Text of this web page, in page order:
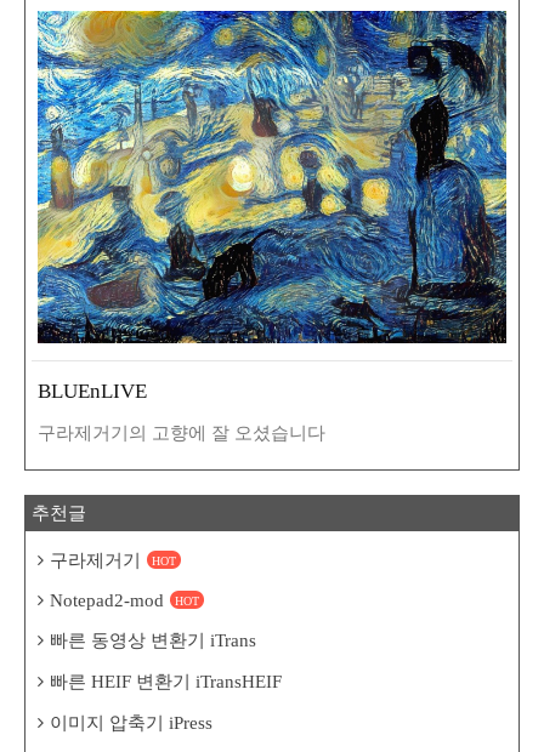
BLUEnLIVE
구라제거기의 고향에 잘 오셨습니다
추천글
구라제거기 HOT
Notepad2-mod HOT
빠른 동영상 변환기 iTrans
빠른 HEIF 변환기 iTransHEIF
이미지 압축기 iPress